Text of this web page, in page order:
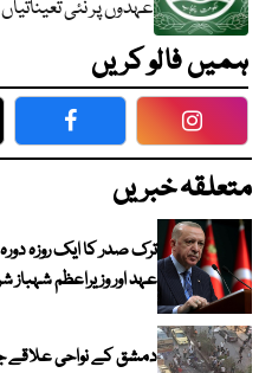
عہدوں پر نئی تعیناتیاں
ہمیں فالو کریں
Facebook
متعلقہ خبریں
ترک صدر کا ایک روزہ
عہد اور وزیراعظم